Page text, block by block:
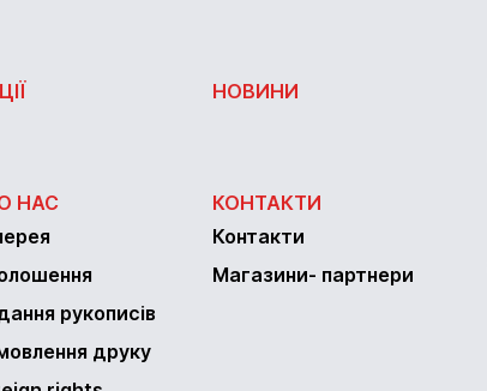
НОВИНИ
НАС
рукописів
друку
КОНТАКТИ
Контакти
Магазини- партнери